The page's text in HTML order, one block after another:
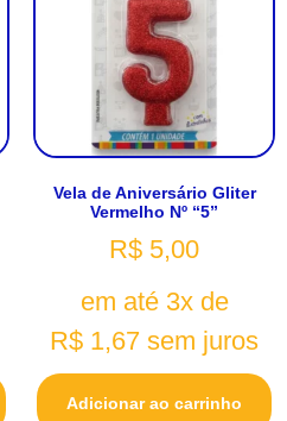
Vela de Aniversário Gliter
Vermelho Nº “5”
R$ 5,00
em até 3x de
R$ 1,67 sem juros
Adicionar ao carrinho